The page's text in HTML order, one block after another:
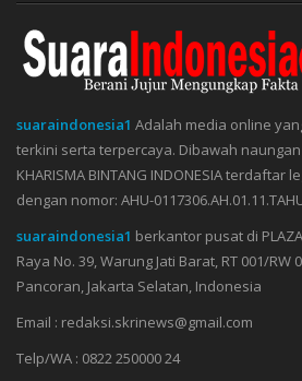
suaraindonesia1 Adalah media online
terkini serta terpercaya. Dibawah naungan
KHARISMA BINTANG INDONESIA terdaftar
dengan nomor: AHU-
suaraindonesia1 berkantor pusat di
Raya No. 39, Warung Jati Barat, RT 001/RW
Pancoran, Jakarta Selatan, Indonesia
Email : redaksi.skrinews@gmail.com
Telp/WA : 0822 250000 24